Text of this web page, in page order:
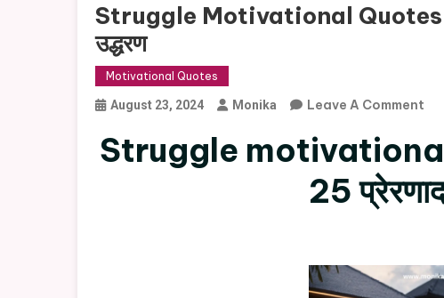
Struggle Motivational Quotes In
उद्धरण
Motivational Quotes
August 23, 2024 Monika Leave A Comment
In
25
Struggle motivational
25